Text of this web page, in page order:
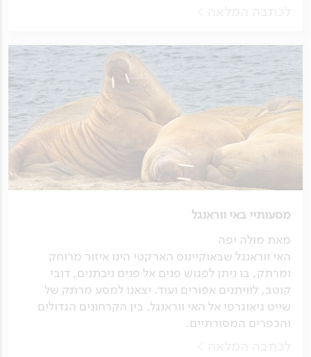
מסעותיי באי ווראנגל
מאת מולה יפה
האי ווראנגל שבאוקיינוס הארקטי הינו איזור מרוחק
ומרתק, בו ניתן לפגוש פנים אל פנים ניבתנים, דובי
קוטב, לוויתנים אפורים ועוד. יצאנו למסע מרתק של
שייט גיאוגרפי אל האי ווראנגל, בין הקרחונים הגדולים
והכפרים המסורתיים.